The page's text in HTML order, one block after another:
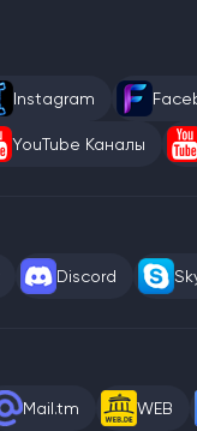
Instagram
YouTube Каналы
Discord
Mail.tm WEB